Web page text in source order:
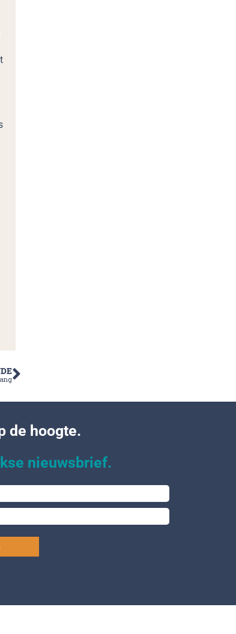
de hoogte.
nieuwsbrief.